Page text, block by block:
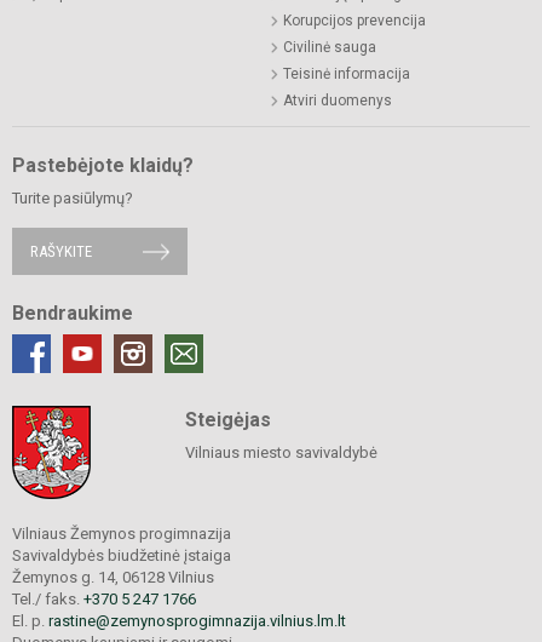
Korupcijos prevencija
Civilinė sauga
Teisinė informacija
Atviri duomenys
Pastebėjote klaidų?
Turite pasiūlymų?
RAŠYKITE
Bendraukime
Steigėjas
Vilniaus miesto savivaldybė
Vilniaus Žemynos progimnazija
Savivaldybės biudžetinė įstaiga
Žemynos g. 14, 06128 Vilnius
Tel./ faks. +370 5 247 1766
El. p. rastine@zemynosprogimnazija.vilnius.lm.lt